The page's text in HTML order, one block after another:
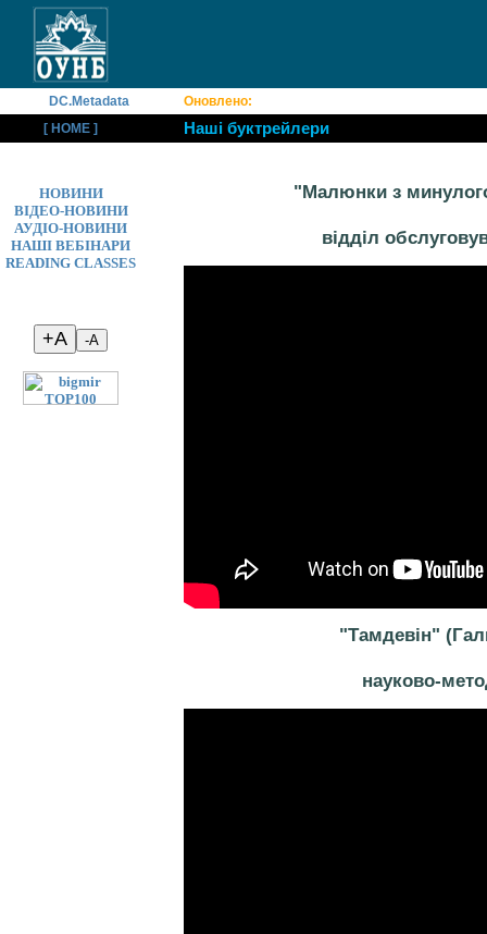
DC.Metadata
Оновлено:
[ HOME ]
Наші буктрейлери
НОВИНИ
ВІДЕО-НОВИНИ
АУДІО-НОВИНИ
НАШІ ВЕБІНАРИ
READING CLASSES
"Малюнки з
відділ
"Тамдевін"
науково-